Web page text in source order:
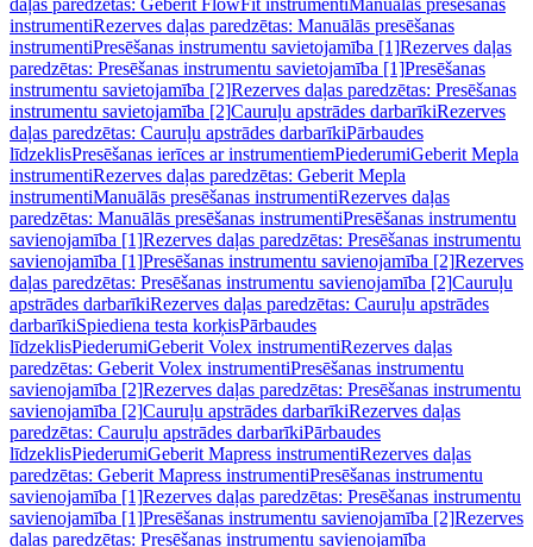
daļas paredzētas: Geberit FlowFit instrumentiManuālās presēšanas
instrumentiRezerves daļas paredzētas: Manuālās presēšanas
instrumentiPresēšanas instrumentu savietojamība [1]Rezerves daļas
paredzētas: Presēšanas instrumentu savietojamība [1]Presēšanas
instrumentu savietojamība [2]Rezerves daļas paredzētas: Presēšanas
instrumentu savietojamība [2]Cauruļu apstrādes darbarīkiRezerves
daļas paredzētas: Cauruļu apstrādes darbarīkiPārbaudes
līdzeklisPresēšanas ierīces ar instrumentiemPiederumiGeberit Mepla
instrumentiRezerves daļas paredzētas: Geberit Mepla
instrumentiManuālās presēšanas instrumentiRezerves daļas
paredzētas: Manuālās presēšanas instrumentiPresēšanas instrumentu
savienojamība [1]Rezerves daļas paredzētas: Presēšanas instrumentu
savienojamība [1]Presēšanas instrumentu savienojamība [2]Rezerves
daļas paredzētas: Presēšanas instrumentu savienojamība [2]Cauruļu
apstrādes darbarīkiRezerves daļas paredzētas: Cauruļu apstrādes
darbarīkiSpiediena testa korķisPārbaudes
līdzeklisPiederumiGeberit Volex instrumentiRezerves daļas
paredzētas: Geberit Volex instrumentiPresēšanas instrumentu
savienojamība [2]Rezerves daļas paredzētas: Presēšanas instrumentu
savienojamība [2]Cauruļu apstrādes darbarīkiRezerves daļas
paredzētas: Cauruļu apstrādes darbarīkiPārbaudes
līdzeklisPiederumiGeberit Mapress instrumentiRezerves daļas
paredzētas: Geberit Mapress instrumentiPresēšanas instrumentu
savienojamība [1]Rezerves daļas paredzētas: Presēšanas instrumentu
savienojamība [1]Presēšanas instrumentu savienojamība [2]Rezerves
daļas paredzētas: Presēšanas instrumentu savienojamība